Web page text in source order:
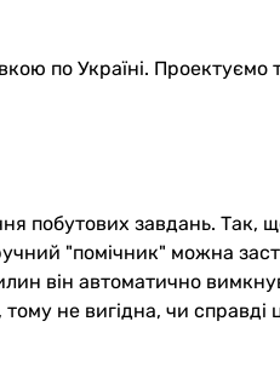
по Україні. Проектуємо
побутових завдань. Так,
"помічник" можна
він автоматично
не вигідна, чи